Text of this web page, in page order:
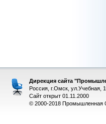
Дирекция сайта
Россия, г.Омск, ул.Учебная,
Сайт открыт 01.11.2000
© 2000-2018 Промышленная